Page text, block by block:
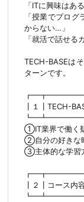
「ITに興味はあ
「授業でプロ
からない…」
「就活で話せる
TECH-BASEは
ターンです。
┃１┃TECH-
①IT業界で働く
②自分の好きな
③主体的な学習
┃２┃コース内